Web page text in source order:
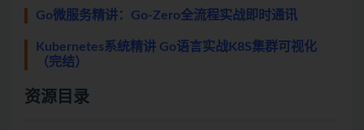
Go微服务精讲：Go-Zero全流程实战即时通讯
Kubernetes系统精讲 Go语言实战K8S集群可视化
（完结）
资源目录